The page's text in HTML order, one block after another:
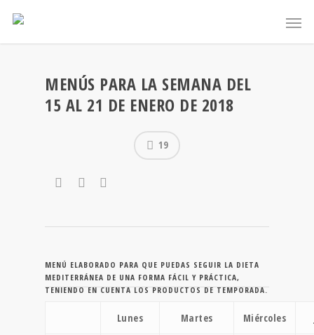
MENÚS PARA LA SEMANA DEL
15 AL 21 DE ENERO DE 2018
19
MENÚ ELABORADO PARA QUE PUEDAS SEGUIR LA DIETA
MEDITERRÁNEA DE UNA FORMA FÁCIL Y PRÁCTICA,
TENIENDO EN CUENTA LOS PRODUCTOS DE TEMPORADA.
Lunes Martes Miércoles